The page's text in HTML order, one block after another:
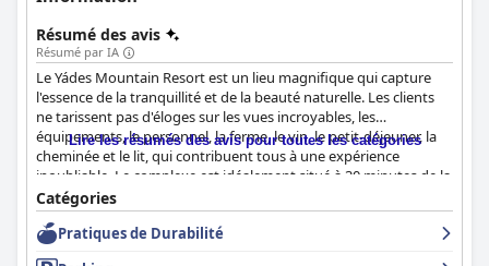
Résumé des avis
Résumé par IA
Le Yádes Mountain Resort est un lieu magnifique qui capture
l'essence de la tranquillité et de la beauté naturelle. Les clients
ne tarissent pas d'éloges sur les vues incroyables, les
équipements, le personnel, la ferme, le vin, le petit-déjeuner, la
cheminée et le lit, qui contribuent tous à une expérience
inoubliable. Le complexe est idéalement situé à 30 minutes de la
plage et à seulement une heure et demie d'Athènes, ce qui en
fait une escapade idéale loin de l'agitation de la ville. Le petit-
déjeuner au Yades Mountain Resort a reçu des critiques
exceptionnelles de la part des clients, beaucoup le décrivant
Lire les résumés des avis pour toutes les catégories
Catégories
Pratiques de Durabilité